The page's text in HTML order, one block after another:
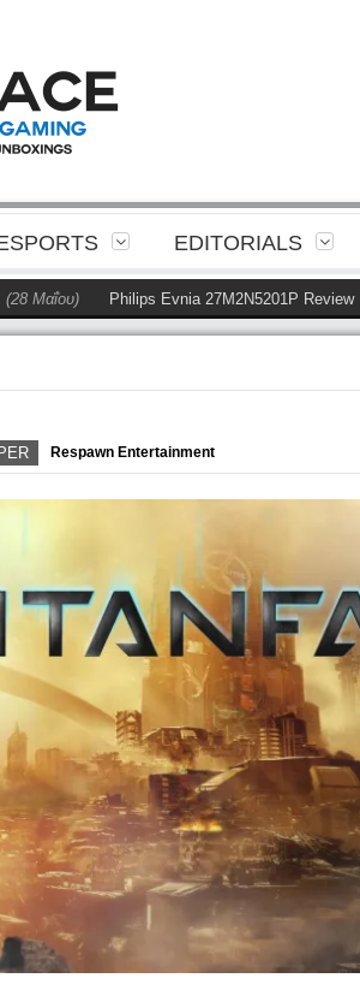
EDITORIALS
Philips Evnia 27M2N5201P Review (28
Respawn Entertainment